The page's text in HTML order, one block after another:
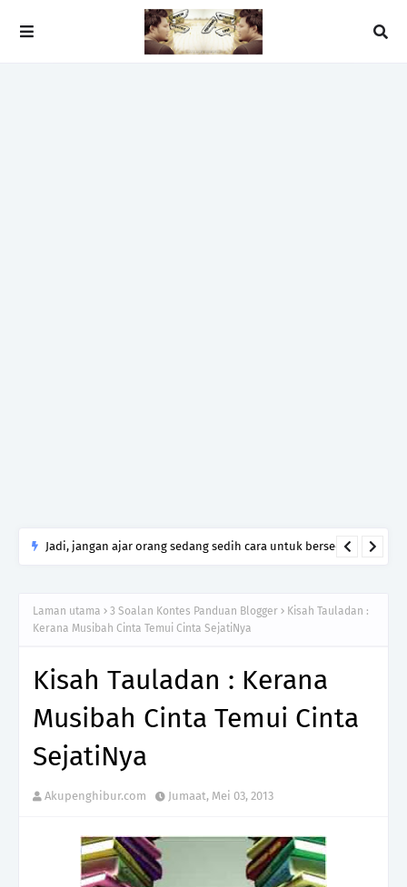
Jadi, jangan ajar orang sedang sedih cara untuk bersedih.
Laman utama 3 Soalan Kontes Panduan Blogger
Kisah Tauladan :
Kerana Musibah Cinta Temui Cinta SejatiNya
Kisah Tauladan : Kerana
Musibah Cinta Temui Cinta
SejatiNya
Akupenghibur.com Jumaat, Mei 03, 2013